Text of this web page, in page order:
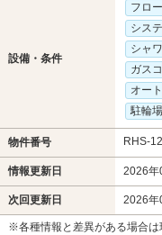
設備・条件
フロ
シス
シャ
ガス
オー
駐輪場
物件番号 RHS-
情報更新日 2026年
次回更新日 2026年
※各種情報と差異がある場合は